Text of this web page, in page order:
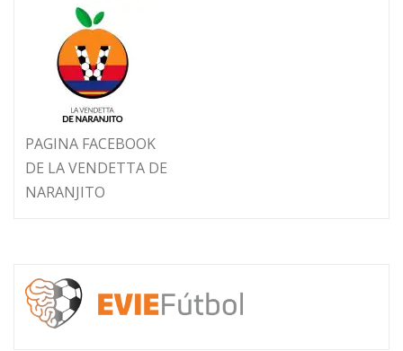
PAGINA FACEBOOK
DE LA VENDETTA DE
NARANJITO